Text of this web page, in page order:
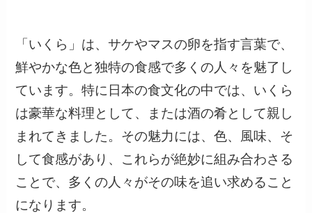
「いくら」は、サケやマスの卵を指す言葉で、
鮮やかな色と独特の食感で多くの人々を魅了し
ています。特に日本の食文化の中では、いくら
は豪華な料理として、または酒の肴として親し
まれてきました。その魅力には、色、風味、そ
して食感があり、これらが絶妙に組み合わさる
ことで、多くの人々がその味を追い求めること
になります。